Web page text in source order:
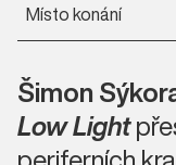
Místo konání
Šimon
Low Light